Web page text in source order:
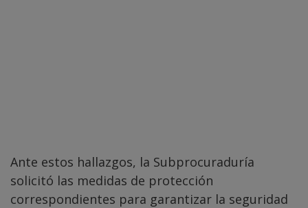
Ante estos hallazgos, la Subprocuraduría
solicitó las medidas de protección
correspondientes para garantizar la seguridad